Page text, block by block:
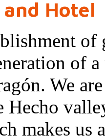
Hotel
of
We
Hecho
makes us